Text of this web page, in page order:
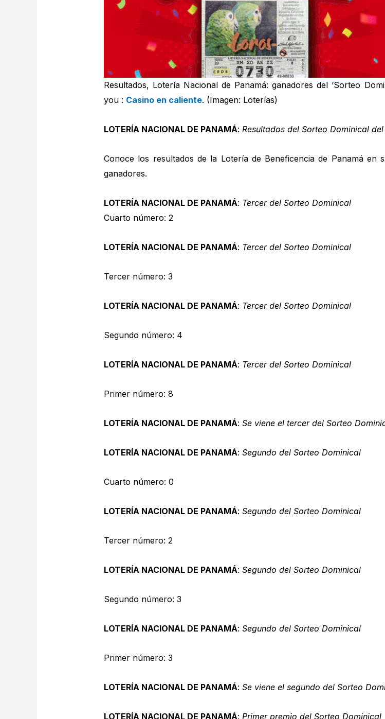
Resultados, Lotería Nacional de Panamá: ganadores del ‘Sorteo
you : Casino en caliente. (Imagen: Loterías)
LOTERÍA NACIONAL DE PANAMÁ:Resultados del Sorteo Dominical
Conoce los resultados de la Lotería de Beneficencia de Panamá
ganadores.
LOTERÍA NACIONAL DE PANAMÁ: Tercer del Sorteo Dominical
Cuarto número: 2
LOTERÍA NACIONAL DE PANAMÁ: Tercer del Sorteo Dominical
Tercer número: 3
LOTERÍA NACIONAL DE PANAMÁ: Tercer del Sorteo Dominical
Segundo número: 4
LOTERÍA NACIONAL DE PANAMÁ: Tercer del Sorteo Dominical
Primer número: 8
LOTERÍA NACIONAL DE PANAMÁ:Se viene el tercer del Sorteo
LOTERÍA NACIONAL DE PANAMÁ:Segundo del Sorteo Dominical
Cuarto número: 0
LOTERÍA NACIONAL DE PANAMÁ:Segundo del Sorteo Dominical
Tercer número: 2
LOTERÍA NACIONAL DE PANAMÁ:Segundo del Sorteo Dominical
Segundo número: 3
LOTERÍA NACIONAL DE PANAMÁ:Segundo del Sorteo Dominical
Primer número: 3
LOTERÍA NACIONAL DE PANAMÁ:Se viene el segundo del Sorteo
LOTERÍA NACIONAL DE PANAMÁ: Primer premio del Sorteo Dominical